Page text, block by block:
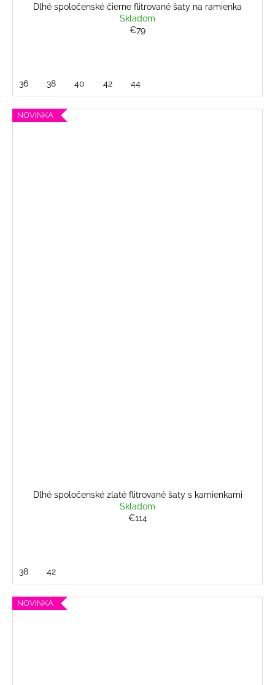
Dlhé spoločenské čierne flitrované šaty na ramienka
Skladom
€79
36 38 40 42 44
NOVINKA
Dlhé spoločenské zlaté flitrované šaty s kamienkami
Skladom
€114
38 42
NOVINKA